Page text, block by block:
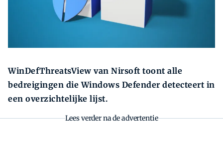
WinDefThreatsView van Nirsoft toont alle
bedreigingen die Windows Defender detecteert in
een overzichtelijke lijst.
Lees verder na de advertentie